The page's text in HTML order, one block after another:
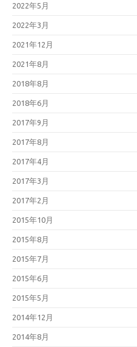
2022年5月
2022年3月
2021年12月
2021年8月
2018年8月
2018年6月
2017年9月
2017年8月
2017年4月
2017年3月
2017年2月
2015年10月
2015年8月
2015年7月
2015年6月
2015年5月
2014年12月
2014年8月